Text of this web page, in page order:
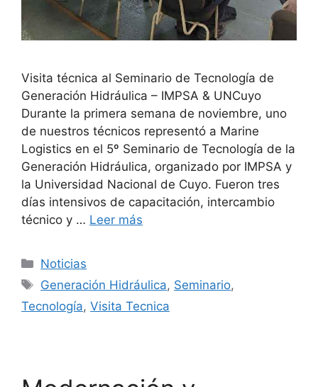
Visita técnica al Seminario de Tecnología de
Generación Hidráulica – IMPSA & UNCuyo
Durante la primera semana de noviembre, uno
de nuestros técnicos representó a Marine
Logistics en el 5º Seminario de Tecnología de la
Generación Hidráulica, organizado por IMPSA y
la Universidad Nacional de Cuyo. Fueron tres
días intensivos de capacitación, intercambio
técnico y … Leer más
Categorías
Noticias
Etiquetas
Generación Hidráulica, Seminario,
Tecnología, Visita Tecnica